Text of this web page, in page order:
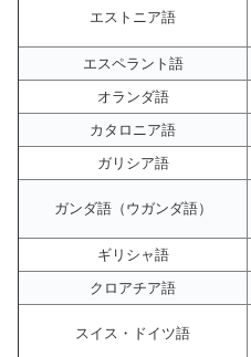
エストニア語
エスペラント語
オランダ語
カタロニア語
ガリシア語
ガンダ語（ウガンダ語）
ギリシャ語
クロアチア語
スイス・ドイツ語